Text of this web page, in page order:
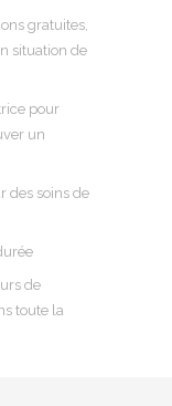
gratuites,
situation de
pour
un
des soins de
de
toute la